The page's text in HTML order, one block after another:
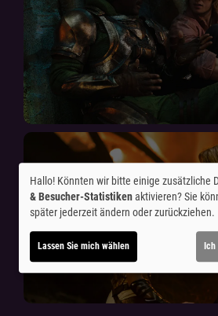
Hallo! Könnten wir bitte einige zusätzliche
& Besucher-Statistikenaktivieren? Sie
später jederzeit ändern oder zurückziehen.
Lassen Sie mich wählen Ich